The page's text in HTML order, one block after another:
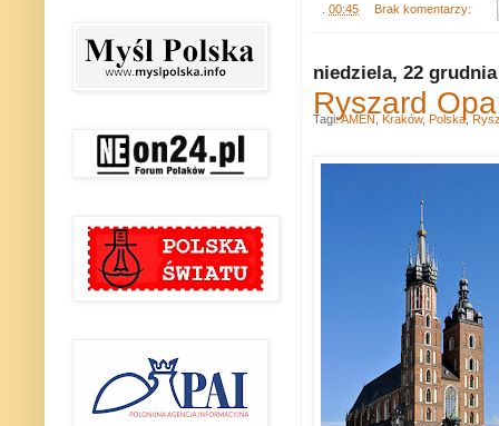
00:45 Brak komentarzy:
niedziela, 22 grudnia
Ryszard
Tagi:AMEN Kraków, Polska,